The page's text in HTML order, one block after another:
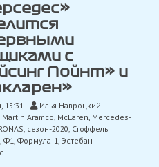
с
Пойнт» и
15:31
Илья Навроцкий
Aramco McLaren Mercedes-
сезон-2020 Стоффель
Ф1 Формула-1 Эстебан